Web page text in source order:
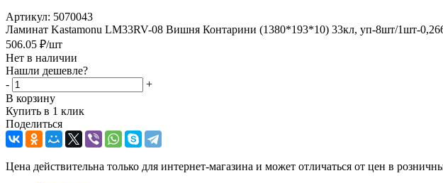
Артикул: 5070043
Ламинат Kastamonu LM33RV-08 Вишня Контарини (1380*193*10) 33кл, уп-8шт/1шт-
506.05 ₽/шт
Нет в наличии
Нашли дешевле?
-
+
В корзину
Купить в 1 клик
Поделиться
Цена действительна только для интернет-магазина и может отличаться от цен в